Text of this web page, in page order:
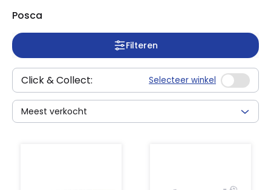
Posca
Filteren
Click & Collect: Selecteer winkel
Meest verkocht